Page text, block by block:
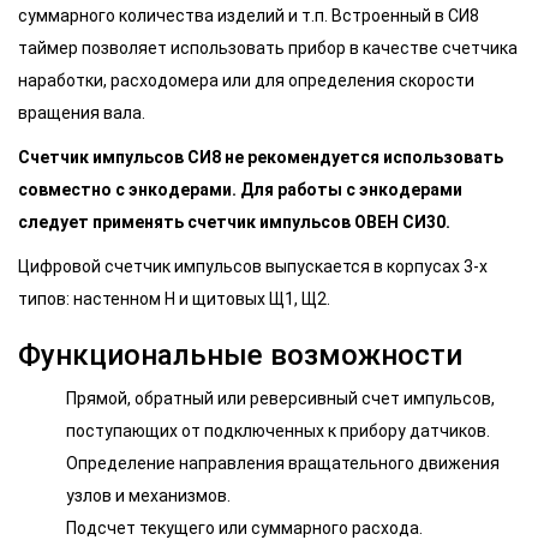
суммарного количества изделий и т.п. Встроенный в СИ8
таймер позволяет использовать прибор в качестве счетчика
наработки, расходомера или для определения скорости
вращения вала.
Счетчик импульсов СИ8 не рекомендуется использовать
совместно с энкодерами. Для работы с энкодерами
следует применять счетчик импульсов ОВЕН СИ30.
Цифровой счетчик импульсов выпускается в корпусах 3-х
типов: настенном Н и щитовых Щ1, Щ2.
Функциональные возможности
Прямой, обратный или реверсивный счет импульсов,
поступающих от подключенных к прибору датчиков.
Определение направления вращательного движения
узлов и механизмов.
Подсчет текущего или суммарного расхода.